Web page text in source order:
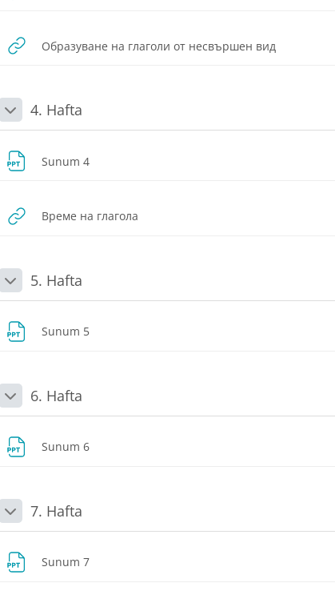
Образуване на глаголи от несвършен видURL
Daralt4. Hafta
Sunum 4
Време на глаголаURL
Daralt5. Hafta
Sunum 5
Daralt6. Hafta
Sunum 6
Daralt7. Hafta
Sunum 7